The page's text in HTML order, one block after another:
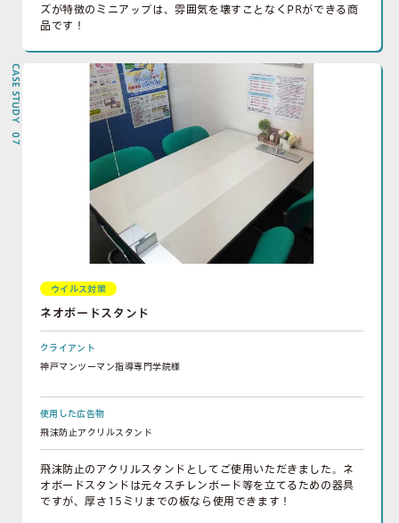
ズが特徴のミニアップは、雰囲気を壊すことなくPRができる商
品です！
CASE STUDY 07
ウイルス対策
ネオボードスタンド
クライアント
神戸マンツーマン指導専門学院様
使用した広告物
飛沫防止アクリルスタンド
飛沫防止のアクリルスタンドとしてご使用いただきました。ネ
オボードスタンドは元々スチレンボード等を立てるための器具
ですが、厚さ15ミリまでの板なら使用できます！